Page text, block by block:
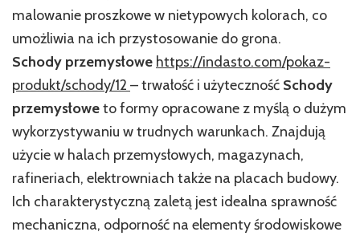
malowanie proszkowe w nietypowych kolorach, co
umożliwia na ich przystosowanie do grona.
Schody przemysłowe https://indasto.com/pokaz-
produkt/schody/12 – trwałość i użyteczność Schody
przemysłoweto formy opracowane z myślą o dużym
wykorzystywaniu w trudnych warunkach. Znajdują
użycie w halach przemysłowych, magazynach,
rafineriach, elektrowniach także na placach budowy.
Ich charakterystyczną zaletą jest idealna sprawność
mechaniczna, odporność na elementy środowiskowe